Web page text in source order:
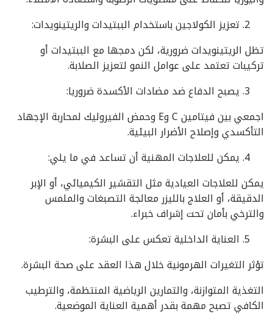
تعزيز الكولاجين باستخدام الببتيدات والريتينويدات:
تظل الريتينويدات ضرورية، لكن دمجها مع الببتيدات أو
تركيبات تعتمد على عوامل النمو لتعزيز الصلابة.
يصبح الدفاع ضد مضادات الأكسدة ضروريا:
اجمعي بين فيتامين C وE وحمض الفيروليك لمحاربة الإجهاد
التأكسدي وإصلاح الأضرار البيئية.
يمكن للعلاجات المهنية أن تساعد في ما يلي:
يمكن للعلاجات العيادية مثل التقشير الكيميائي، أو الإبر
الدقيقة، أو العلاج بالليزر معالجة التصبغات والملمس
والترخي بأمان تحت إشراف خبراء.
العناية الداخلية تعكس على البشرة:
تؤثر التغيرات الهرمونية خلال هذا العقد على صحة البشرة.
التغذية المتوازنة، والتمارين الرياضية المنتظمة، والترطيب
الكافي تصبح مهمة بقدر أهمية العناية الموضعية.